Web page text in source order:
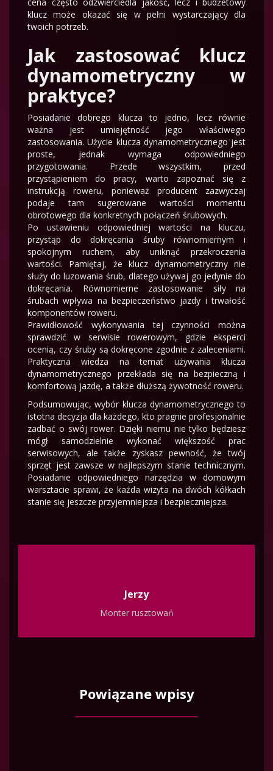
klucz może okazać się w pełni wystarczający dla
twoich potrzeb.
Jak zastosować klucz
dynamometryczny w
praktyce?
Posiadanie dobrego klucza to jedno, lecz równie
ważna jest umiejętność jego właściwego
zastosowania. Użycie klucza dynamometrycznego jest
proste, jednak wymaga odpowiedniego
przygotowania. Przede wszystkim, przed
przystąpieniem do pracy, warto zapoznać się z
instrukcją roweru, ponieważ producent zazwyczaj
podaje tam sugerowane wartości momentu
obrotowego dla konkretnych połączeń śrubowych.
Po ustawieniu odpowiedniej wartości na kluczu,
przystąp do dokręcania śruby równomiernym i
spokojnym ruchem, aby uniknąć przekroczenia
wartości. Pamiętaj, że klucz dynamometryczny nie
służy do luzowania śrub, dlatego używaj go jedynie do
dokręcania. Równomierne zastosowanie siły na
śrubach wpływa na bezpieczeństwo jazdy i trwałość
komponentów roweru.
Prawidłowość wykonywania tej czynności można
sprawdzić w serwisie rowerowym, gdzie eksperci
ocenią, czy śruby są dokręcone zgodnie z zaleceniami.
Praktyczna wiedza na temat używania klucza
dynamometrycznego przekłada się na bezpieczną i
komfortową jazdę, a także dłuższą żywotność roweru.
Podsumowując, wybór klucza dynamometrycznego to
istotna decyzja dla każdego, kto pragnie profesjonalnie
zadbać o swój rower. Dzięki niemu nie tylko będziesz
mógł samodzielnie wykonać większość prac
serwisowych, ale także zyskasz pewność, że twój
sprzęt jest zawsze w najlepszym stanie technicznym.
Posiadanie odpowiedniego narzędzia w domowym
warsztacie sprawi, że każda wizyta na dwóch kółkach
stanie się jeszcze przyjemniejsza i bezpieczniejsza.
Jerzy
Monter rusztowań
Powiązane wpisy